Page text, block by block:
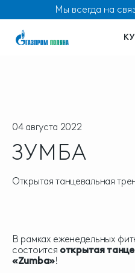
Мы всегда на
04 августа 2022
ЗУМБА
Открытая танцевальная
В рамках еженедельных
состоится открытая
«Zumba»!